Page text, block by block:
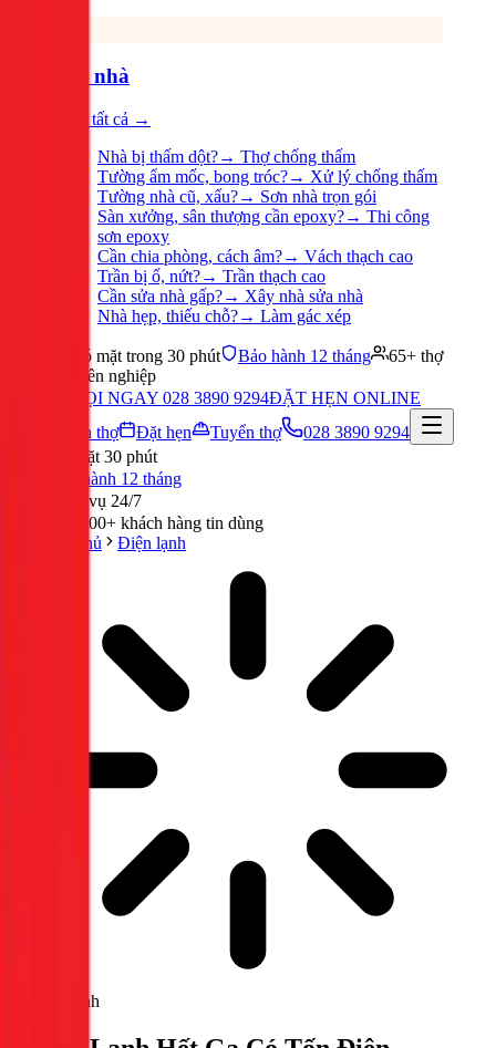
Sửa nhà
Xem tất cả →
Nhà bị thấm dột?→ Thợ chống thấm
Tường ẩm mốc, bong tróc?→ Xử lý chống thấm
Tường nhà cũ, xấu?→ Sơn nhà trọn gói
Sàn xưởng, sân thượng cần epoxy?→ Thi công
sơn epoxy
Cần chia phòng, cách âm?→ Vách thạch cao
Trần bị ố, nứt?→ Trần thạch cao
Cần sửa nhà gấp?→ Xây nhà sửa nhà
Nhà hẹp, thiếu chỗ?→ Làm gác xép
Có mặt trong 30 phút Bảo hành 12 tháng
65+ thợ
chuyên nghiệp
GỌI NGAY 028 3890 9294ĐẶT HẸN ONLINE
Tuyển thợ
Đặt hẹn Tuyển thợ
028 3890 9294
Có mặt 30 phút
Bảo hành 12 tháng
Phục vụ 24/7
300,000+ khách hàng tin dùng
Trang chủ
Điện lạnh
Điện lạnh